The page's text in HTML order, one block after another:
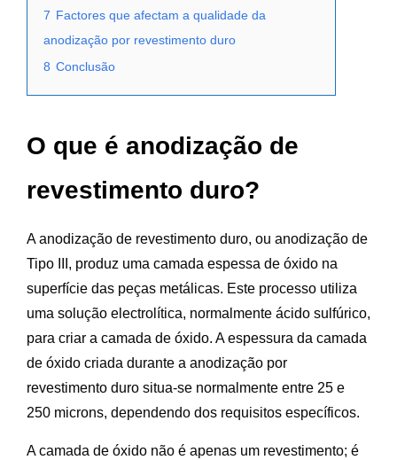
7 Factores que afectam a qualidade da
anodização por revestimento duro
8 Conclusão
O que é anodização de
revestimento duro?
A anodização de revestimento duro, ou anodização de
Tipo III, produz uma camada espessa de óxido na
superfície das peças metálicas. Este processo utiliza
uma solução electrolítica, normalmente ácido sulfúrico,
para criar a camada de óxido. A espessura da camada
de óxido criada durante a anodização por
revestimento duro situa-se normalmente entre 25 e
250 microns, dependendo dos requisitos específicos.
A camada de óxido não é apenas um revestimento; é